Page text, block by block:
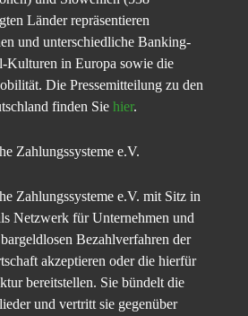
Länder repräsentieren
und unterschiedliche Banking-
Kulturen in Europa sowie die
Die Pressemitteilung zu den
finden Sie hier.
Zahlungssysteme e.V.
Zahlungssysteme e.V. mit Sitz in
Netzwerk für Unternehmen und
Bezahlverfahren der
akzeptieren oder die hierfür
bereitstellen. Sie bündelt die
und vertritt sie gegenüber